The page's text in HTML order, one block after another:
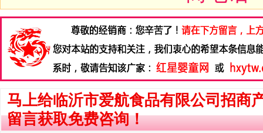
马上给临沂市爱航食品有限公司招商
留言获取免费咨询！